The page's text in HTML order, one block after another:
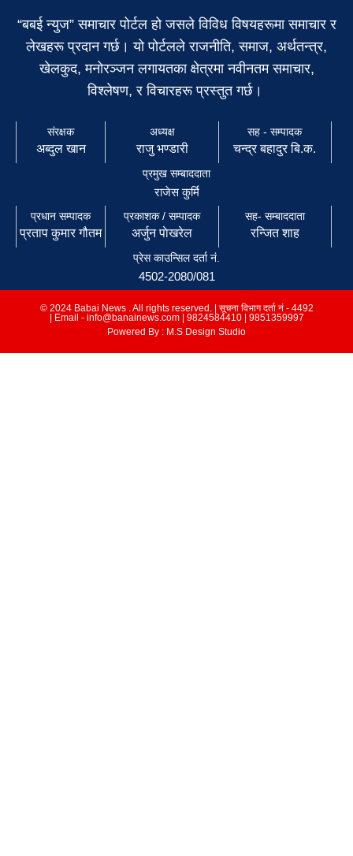
“बबई न्युज” समाचार पोर्टल हो जसले विविध विषयहरूमा समाचार र
लेखहरू प्रदान गर्छ। यो पोर्टलले राजनीति, समाज, अर्थतन्त्र,
खेलकुद, मनोरञ्जन लगायतका क्षेत्रमा नवीनतम समाचार,
विश्लेषण, र विचारहरू प्रस्तुत गर्छ।
संरक्षक
अब्दुल खान
अध्यक्ष
राजु भण्डारी
सह - सम्पादक
चन्द्र बहादुर बि.क.
प्रमुख सम्बाददाता
राजेस कुर्मि
प्रधान सम्पादक
प्रताप कुमार गौतम
प्रकाशक / सम्पादक
अर्जुन पाेखरेल
सह- सम्बाददाता
रन्जित शाह
प्रेस काउन्सिल दर्ता नं.
4502-2080/081
© 2024 Babai News . All rights reserved. | सूचना विभाग दर्ता नं - 4492
| Email - info@banainews.com | 9824584410 | 9851359997
Powered By : M.S Design Studio